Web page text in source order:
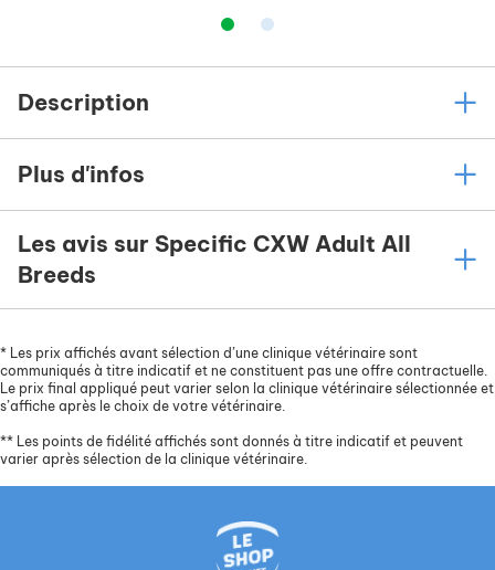
Description
Plus d'infos
Les avis sur Specific CXW Adult All
Breeds
* Les prix affichés avant sélection d’une clinique vétérinaire sont
communiqués à titre indicatif et ne constituent pas une offre contractuelle.
Le prix final appliqué peut varier selon la clinique vétérinaire sélectionnée et
s’affiche après le choix de votre vétérinaire.
** Les points de fidélité affichés sont donnés à titre indicatif et peuvent
varier après sélection de la clinique vétérinaire.